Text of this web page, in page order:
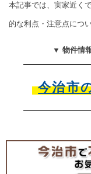
本記事では、実家近く
的な利点・注意点につ
▼ 物件情
今治市